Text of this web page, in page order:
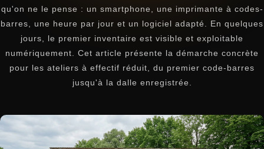
qu'on ne le pense : un smartphone, une imprimante à codes-
barres, une heure par jour et un logiciel adapté. En quelques
jours, le premier inventaire est visible et exploitable
numériquement. Cet article présente la démarche concrète
pour les ateliers à effectif réduit, du premier code-barres
jusqu'à la dalle enregistrée.